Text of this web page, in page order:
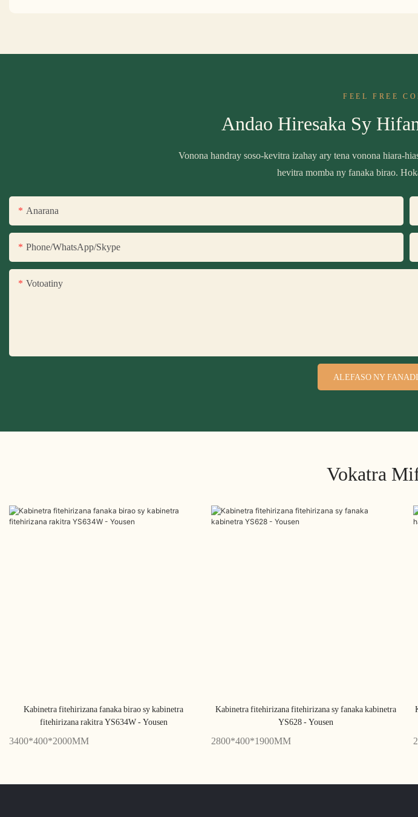
FEEL FREE
Andao Hiresaka Sy
Vonona handray soso-kevitra izahay ary tena vonona hiara-
hevitra momba ny fanaka birao.
Anarana
Phone/WhatsApp/Skype
Votoatiny
ALEFASO NY
Vokatra
Kabinetra fitehirizana fanaka birao sy kabinetra
fitehirizana rakitra YS634W - Yousen
3400*400*2000MM
Kabinetra fitehirizana fitehirizana sy fanaka kabinetra
YS628 - Yousen
2800*400*1900MM